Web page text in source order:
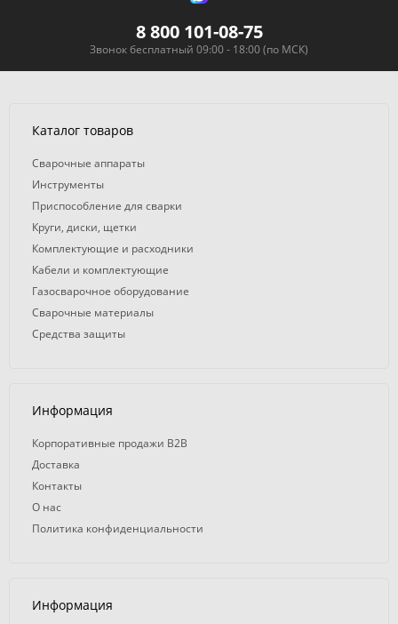
8 800 101-08-75
Звонок бесплатный 09:00 - 18:00 (по МСК)
Каталог товаров
Сварочные аппараты
Инструменты
Приспособление для сварки
Круги, диски, щетки
Комплектующие и расходники
Кабели и комплектующие
Газосварочное оборудование
Сварочные материалы
Средства защиты
Информация
Корпоративные продажи B2B
Доставка
Контакты
О нас
Политика конфиденциальности
Информация